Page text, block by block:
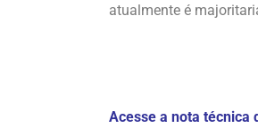
atualmente é
Acesse a nota técnica